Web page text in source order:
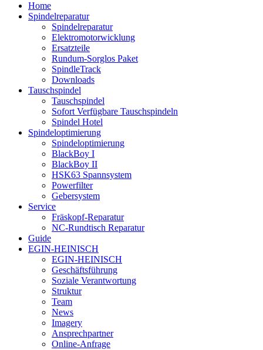
Home
Spindelreparatur
Spindelreparatur
Elektromotorwicklung
Ersatzteile
Rundum-Sorglos Paket
SpindleTrack
Downloads
Tauschspindel
Tauschspindel
Sofort Verfügbare Tauschspindeln
Spindel Hotel
Spindeloptimierung
Spindeloptimierung
BlackBoy I
BlackBoy II
HSK63 Spannsystem
Powerfilter
Gebersystem
Service
Fräskopf-Reparatur
NC-Rundtisch Reparatur
Guide
EGIN-HEINISCH
EGIN-HEINISCH
Geschäftsführung
Soziale Verantwortung
Struktur
Team
News
Imagery
Ansprechpartner
Online-Anfrage